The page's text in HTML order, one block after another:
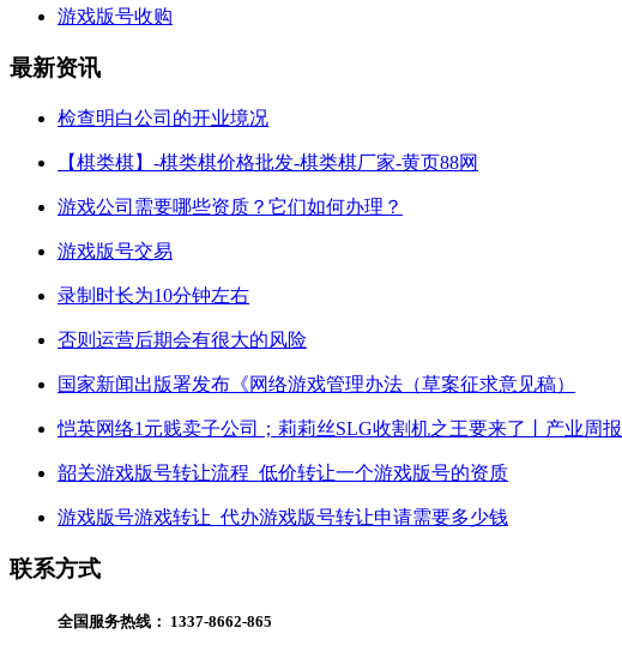
游戏版号收购
最新资讯
检查明白公司的开业境况
【棋类棋】-棋类棋价格批发-棋类棋厂家-黄页88网
游戏公司需要哪些资质？它们如何办理？
游戏版号交易
录制时长为10分钟左右
否则运营后期会有很大的风险
国家新闻出版署发布《网络游戏管理办法（草案征求意见稿）
恺英网络1元贱卖子公司；莉莉丝SLG收割机之王要来了丨产业周报
韶关游戏版号转让流程_低价转让一个游戏版号的资质
游戏版号游戏转让_代办游戏版号转让申请需要多少钱
联系方式
全国服务热线： 1337-8662-865